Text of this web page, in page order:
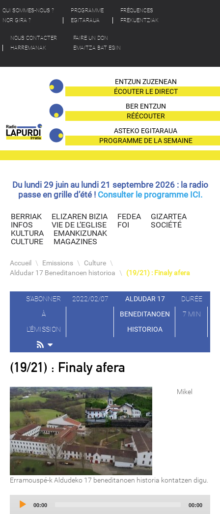
QUI SOMMES-NOUS ?
NOR GIRA ?
PROGRAMME
EGITARAUA
FRÉQUENCES
FREKUENTZIAK
NOUS CONTACTER
HARREMANAK
FAIRE UN DON
EMAITZA BAT EGIN
ENTZUN ZUZENEAN
ÉCOUTER LE DIRECT
BER ENTZUN
RÉÉCOUTER
ASTEKO EGITARAUA
PROGRAMME DE LA SEMAINE
Du lundi 29 juin au lundi 21 septembre 2026 : la radio
passe en grille d’été ! Consulter le programme ICI.
BERRIAK
INFOS
ELIZAREN BIZIA
VIE DE L’EGLISE
FEDEA
FOI
GIZARTEA
SOCIÉTÉ
KULTURA
CULTURE
EMANKIZUNAK
MAGAZINES
Accueil \ Emissions \ Culture \
Aldudar 17 Beneditanoen historioa \ (19/21) : Finaly afera
S'ABONNER
À
L'ÉMISSION
2022/02/07
ALDUDAR 17
BENEDITANOEN
HISTORIOA
DURÉE
7 MIN
(19/21) : Finaly afera
Mikel
Erramouspé-k Aldudeko 17 beneditanoen historia kontatzen digu.
Current
00:00
Total
00:00